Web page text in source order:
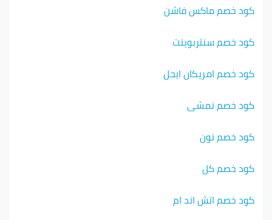
كود خصم ماكس فاشن
كود خصم سنتربوينت
كود خصم امريكان ايجل
كود خصم نمشي
كود خصم نون
كود خصم كل
كود خصم اتش اند ام